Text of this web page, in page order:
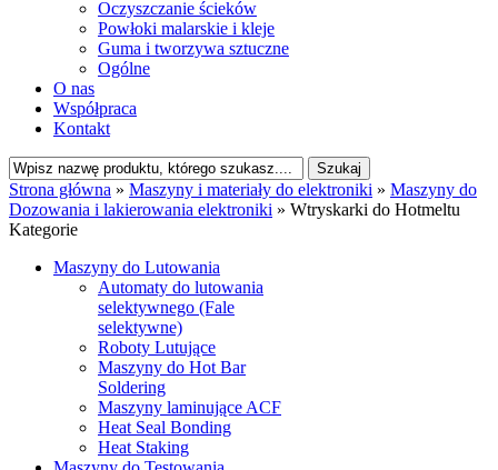
Oczyszczanie ścieków
Powłoki malarskie i kleje
Guma i tworzywa sztuczne
Ogólne
O nas
Współpraca
Kontakt
Strona główna » Maszyny i materiały do elektroniki » Maszyny do
Dozowania i lakierowania elektroniki » Wtryskarki do Hotmeltu
Kategorie
Maszyny do Lutowania
Automaty do lutowania
selektywnego (Fale
selektywne)
Roboty Lutujące
Maszyny do Hot Bar
Soldering
Maszyny laminujące ACF
Heat Seal Bonding
Heat Staking